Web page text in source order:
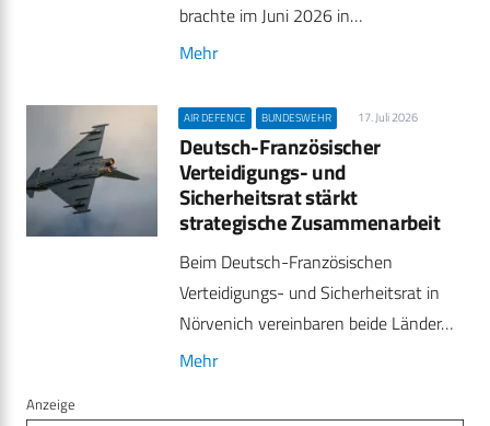
brachte im Juni 2026 in…
Mehr
AIR DEFENCE BUNDESWEHR 17. Juli 2026
Deutsch-Französischer
Verteidigungs- und
Sicherheitsrat stärkt
strategische Zusammenarbeit
Beim Deutsch-Französischen
Verteidigungs- und Sicherheitsrat in
Nörvenich vereinbaren beide Länder…
Mehr
Anzeige